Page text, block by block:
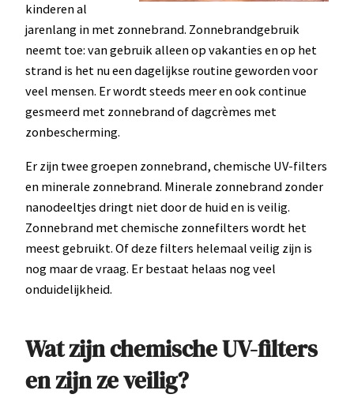
kinderen al
jarenlang in met zonnebrand. Zonnebrandgebruik
neemt toe: van gebruik alleen op vakanties en op het
strand is het nu een dagelijkse routine geworden voor
veel mensen. Er wordt steeds meer en ook continue
gesmeerd met zonnebrand of dagcrèmes met
zonbescherming.
Er zijn twee groepen zonnebrand, chemische UV-filters
en minerale zonnebrand. Minerale zonnebrand zonder
nanodeeltjes dringt niet door de huid en is veilig.
Zonnebrand met chemische zonnefilters wordt het
meest gebruikt. Of deze filters helemaal veilig zijn is
nog maar de vraag. Er bestaat helaas nog veel
onduidelijkheid.
Wat zijn chemische UV-filters
en zijn ze veilig?